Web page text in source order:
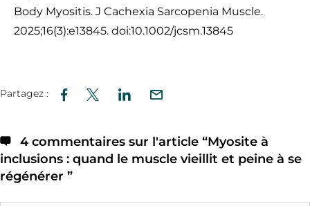
Body Myositis. J Cachexia Sarcopenia Muscle.
2025;16(3):e13845. doi:10.1002/jcsm.13845
Partagez :
4 commentaires sur l'article “Myosite à
inclusions : quand le muscle vieillit et peine à se
régénérer ”